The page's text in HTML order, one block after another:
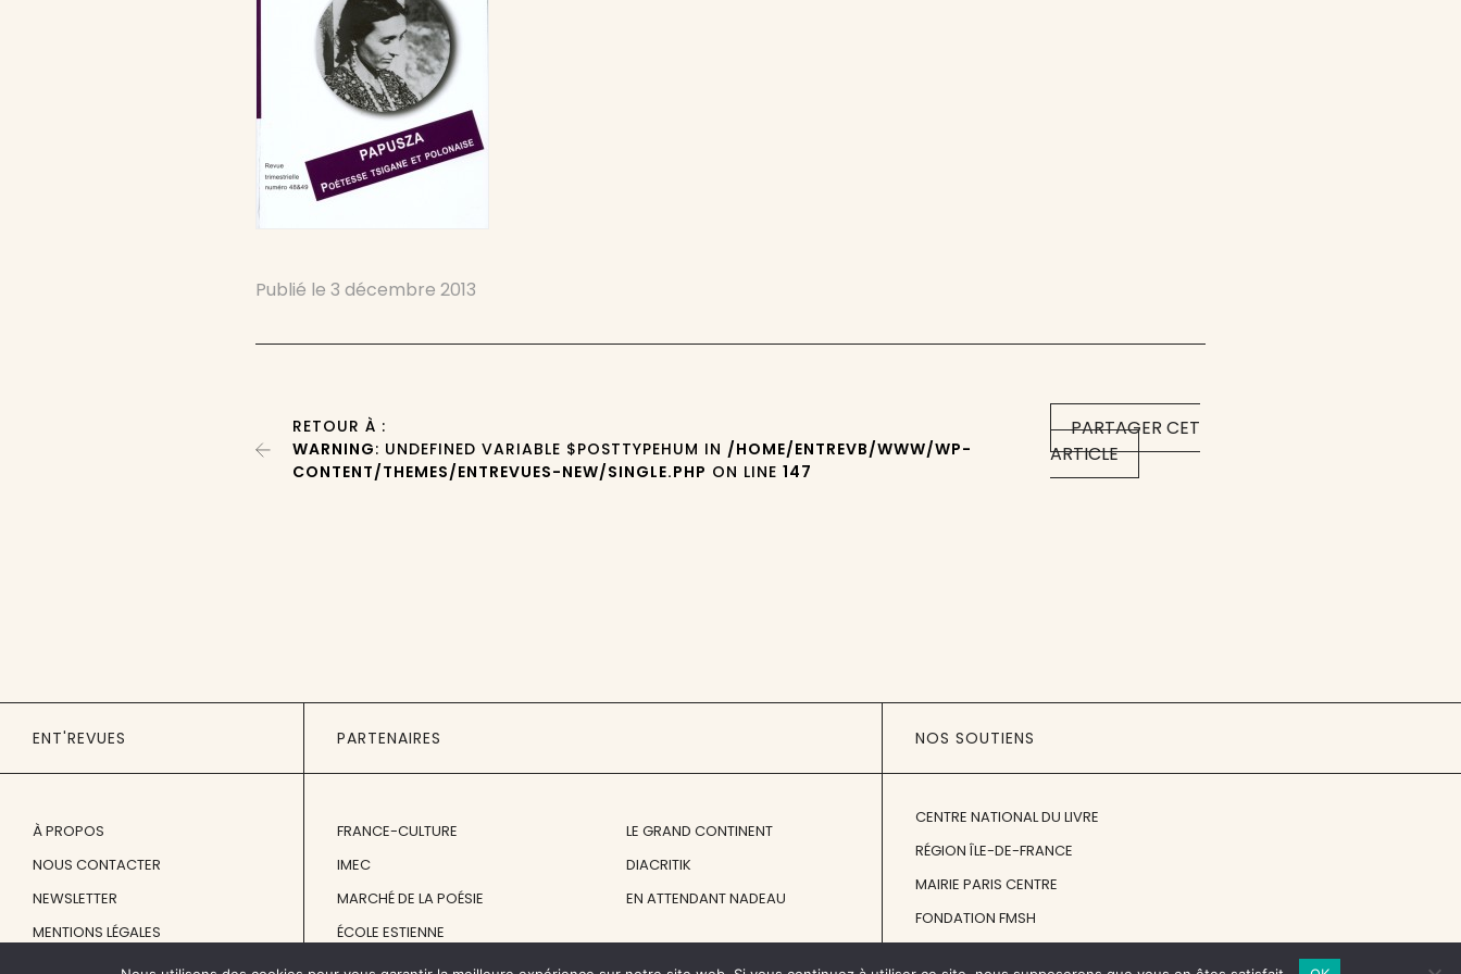
Publié le3 décembre 2013
PARTAGER CET
ARTICLE
RETOUR À :
WARNING: UNDEFINED VARIABLE $POSTTYPEHUM IN /HOME/ENTREVB/WWW/WP-
CONTENT/THEMES/ENTREVUES-NEW/SINGLE.PHP ON LINE147
ENT'REVUES
À PROPOS
NOUS CONTACTER
NEWSLETTER
MENTIONS LÉGALES
PARTENAIRES
FRANCE-CULTURE
IMEC
MARCHÉ DE LA POÉSIE
ÉCOLE ESTIENNE
LE GRAND CONTINENT
DIACRITIK
EN ATTENDANT NADEAU
NOS SOUTIENS
CENTRE NATIONAL DU LIVRE
RÉGION ÎLE-DE-FRANCE
MAIRIE PARIS CENTRE
FONDATION FMSH